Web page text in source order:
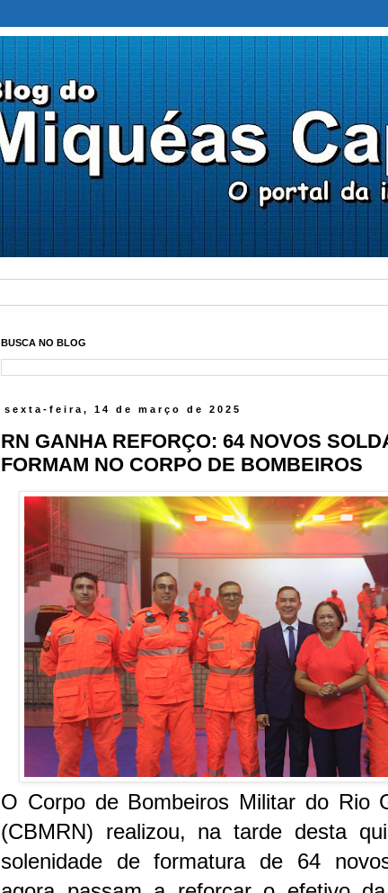
BUSCA NO BLOG
sexta-feira, 14 de março de 2025
RN GANHA REFORÇO: 64 NOVOS
FORMAM NO CORPO DE BOMBEIROS
O Corpo de Bombeiros Militar do Rio
(CBMRN) realizou, na tarde desta
solenidade de formatura de 64